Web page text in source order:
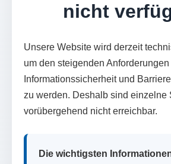
nicht
Unsere Website wird derzeit
um den steigenden
Informationssicherheit und
zu werden. Deshalb sind einzelne
vorübergehend nicht erreichbar.
Die wichtigsten